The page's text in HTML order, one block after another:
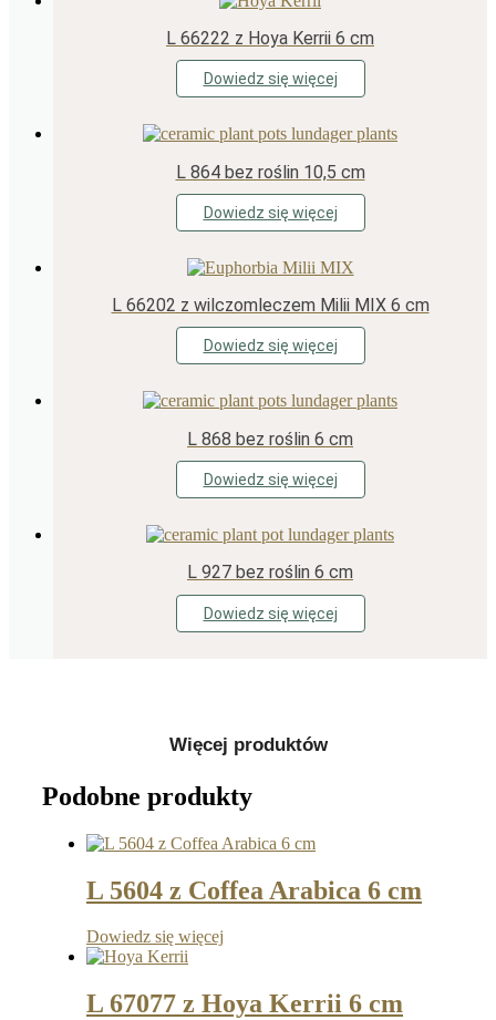
L 66222 z Hoya Kerrii 6 cm
Dowiedz się więcej
L 864 bez roślin 10,5 cm
Dowiedz się więcej
L 66202 z wilczomleczem Milii MIX 6 cm
Dowiedz się więcej
L 868 bez roślin 6 cm
Dowiedz się więcej
L 927 bez roślin 6 cm
Dowiedz się więcej
Więcej produktów
Podobne produkty
L 5604 z Coffea Arabica 6 cm
Dowiedz się więcej
L 67077 z Hoya Kerrii 6 cm